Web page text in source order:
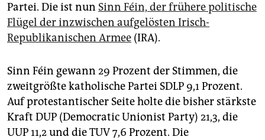
Partei. Die ist nun Sinn Féin, der frühere politische
Flügel der inzwischen aufgelösten Irisch-
Republikanischen Armee (IRA).
Sinn Féin gewann 29 Prozent der Stimmen, die
zweitgrößte katholische Partei SDLP 9,1 Prozent.
Auf protestantischer Seite holte die bisher stärkste
Kraft DUP (Democratic Unionist Party) 21,3, die
UUP 11,2 und die TUV 7,6 Prozent. Die